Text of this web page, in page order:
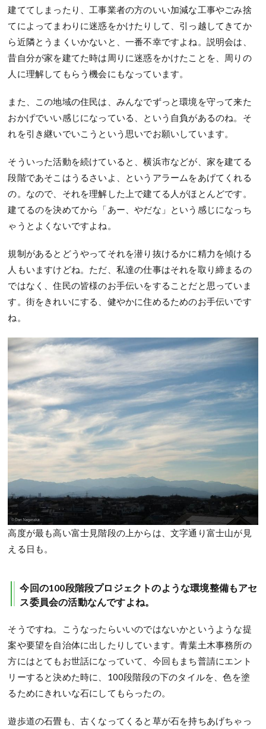
建ててしまったり、工事業者の方のいい加減な工事やごみ捨
てによってまわりに迷惑をかけたりして、引っ越してきてか
ら近隣とうまくいかないと、一番不幸ですよね。説明会は、
昔自分が家を建てた時は周りに迷惑をかけたことを、周りの
人に理解してもらう機会にもなっています。
また、この地域の住民は、みんなでずっと環境を守って来た
おかげでいい感じになっている、という自負があるのね。そ
れを引き継いでいこうという思いでお願いしています。
そういった活動を続けていると、横浜市などが、家を建てる
段階であそこはうるさいよ、というアラームをあげてくれる
の。なので、それを理解した上で建てる人がほとんどです。
建てるのを決めてから「あー、やだな」という感じになっち
ゃうとよくないですよね。
規制があるとどうやってそれを潜り抜けるかに精力を傾ける
人もいますけどね。ただ、私達の仕事はそれを取り締まるの
ではなく、住民の皆様のお手伝いをすることだと思っていま
す。街をきれいにする、健やかに住めるためのお手伝いです
ね。
高度が最も高い富士見階段の上からは、文字通り富士山が見
える日も。
今回の100段階段プロジェクトのような環境整備もアセ
ス委員会の活動なんですよね。
そうですね。こうなったらいいのではないかというような提
案や要望を自治体に出したりしています。青葉土木事務所の
方にはとてもお世話になっていて、今回もまち普請にエント
リーすると決めた時に、100段階段の下のタイルを、色を塗
るためにきれいな石にしてもらったの。
遊歩道の石畳も、古くなってくると草が石を持ちあげちゃっ